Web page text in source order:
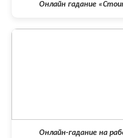
Онлайн гадание
Онлайн-гадание на